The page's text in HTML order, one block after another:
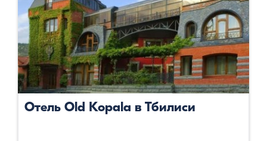
Отель Old Kopala в Тбилиси